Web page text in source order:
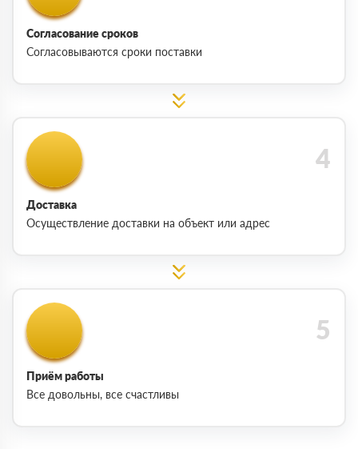
Согласование сроков
Согласовываются сроки поставки
Доставка
Осуществление доставки на объект или адрес
Приём работы
Все довольны, все счастливы